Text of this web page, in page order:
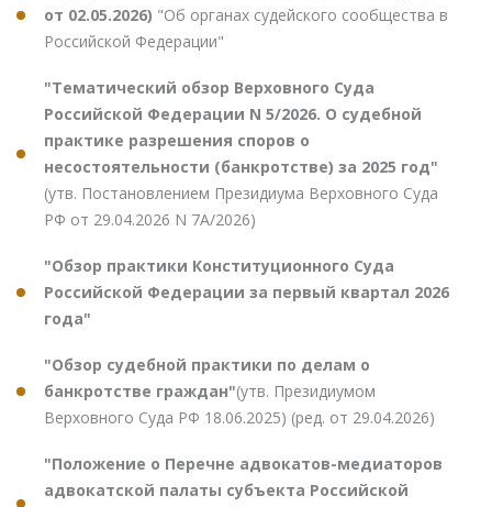
от 02.05.2026) "Об органах судейского сообщества в
Российской Федерации"
"Тематический обзор Верховного Суда
Российской Федерации N 5/2026. О судебной
практике разрешения споров о
несостоятельности (банкротстве) за 2025 год"
(утв. Постановлением Президиума Верховного Суда
РФ от 29.04.2026 N 7А/2026)
"Обзор практики Конституционного Суда
Российской Федерации за первый квартал 2026
года"
"Обзор судебной практики по делам о
банкротстве граждан"(утв. Президиумом
Верховного Суда РФ 18.06.2025) (ред. от 29.04.2026)
"Положение о Перечне адвокатов-медиаторов
адвокатской палаты субъекта Российской